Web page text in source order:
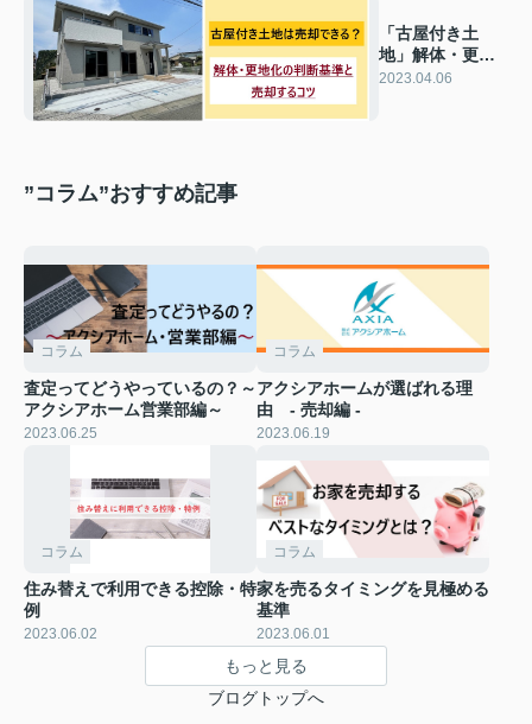
「古屋付き土
地」解体・更地
化の判断基準と
2023.04.06
”コラム”おすすめ記事
コラム
査定ってどうやっているの？～
アクシアホーム営業部編～
2023.06.25
コラム
アクシアホームが選ばれる理
由 - 売却編 -
2023.06.19
コラム
住み替えで利用できる控除・特
例
2023.06.02
コラム
家を売るタイミングを見極める
基準
2023.06.01
もっと見る
ブログトップへ